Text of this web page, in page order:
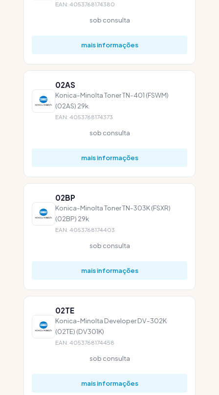
EAN: 4053768174380
sob consulta
mais informações
02AS
Konica-Minolta Toner TN-401 (FSWM)
(02AS) 29k
EAN: 4053768174373
sob consulta
mais informações
02BP
Konica-Minolta Toner TN-303K (FSXR)
(02BP) 29k
EAN: 4053768174403
sob consulta
mais informações
02TE
Konica-Minolta Developer DV-302K
(02TE) (DV301K)
EAN: 4053768174458
sob consulta
mais informações